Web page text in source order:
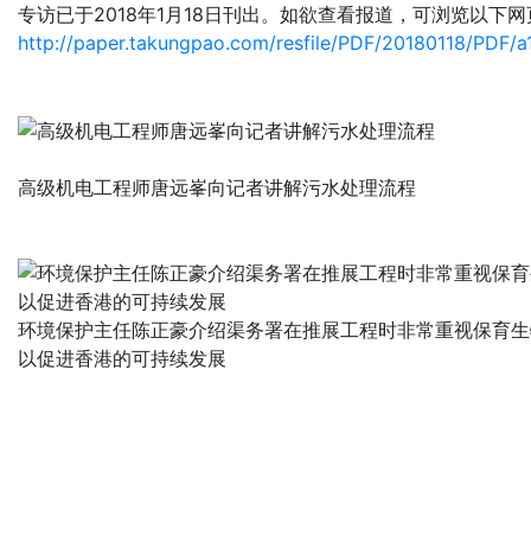
专访已于2018年1月18日刊出。如欲查看报道，可浏览以下网
http://paper.takungpao.com/resfile/PDF/20180118/PDF/
高级机电工程师唐远峯向记者讲解污水处理流程
环境保护主任陈正豪介绍渠务署在推展工程时非常重视保育
以促进香港的可持续发展